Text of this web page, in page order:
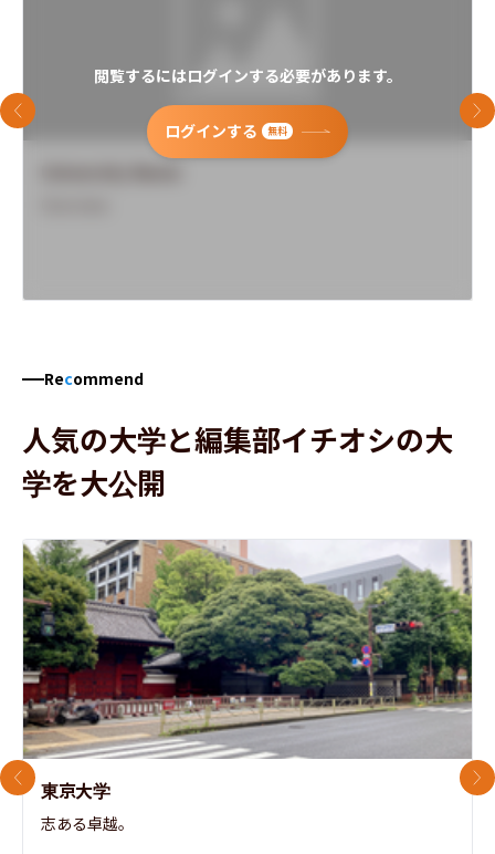
閲覧するにはログインする必要があります。
ログインする 無料
前のスライド 次
Recommend
人気の大学と編集部イチオシの大
学を大公開
東京大学
志ある卓越。
前のスライド 次